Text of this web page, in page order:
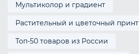
Мультиколор и градиент
Растительный и цветочный принт
Топ-50 товаров из России